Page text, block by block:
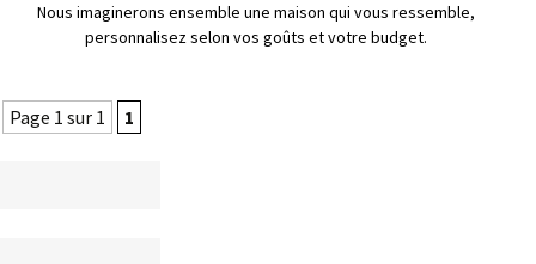
Nous imaginerons ensemble une maison qui vous ressemble,
personnalisez selon vos goûts et votre budget.
Page 1 sur 1 1